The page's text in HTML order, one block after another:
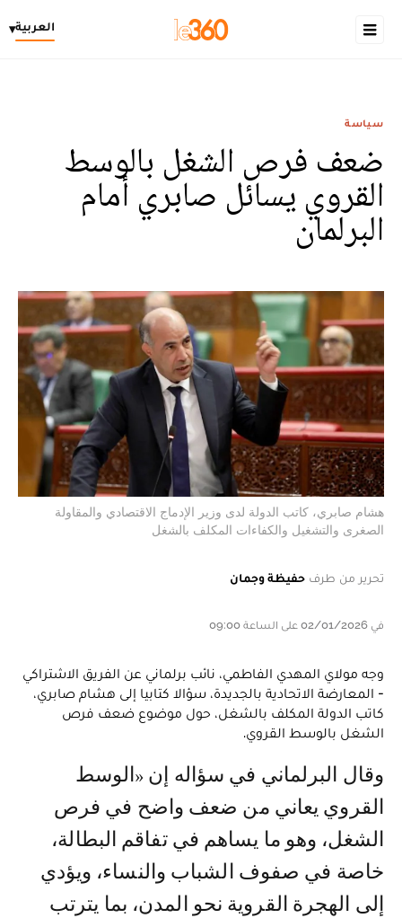
العربية▾
سياسة
ضعف فرص الشغل بالوسط
القروي يسائل صابري أمام
البرلمان
هشام صابري، كاتب الدولة لدى وزير الإدماج الاقتصادي والمقاولة
الصغرى والتشغيل والكفاءات المكلف بالشغل
تحرير من طرف حفيظة وجمان
في 02/01/2026 على الساعة 09:00
وجه مولاي المهدي الفاطمي، نائب برلماني عن الفريق الاشتراكي
- المعارضة الاتحادية بالجديدة، سؤالا كتابيا إلى هشام صابري،
كاتب الدولة المكلف بالشغل، حول موضوع ضعف فرص
الشغل بالوسط القروي.
وقال البرلماني في سؤاله إن «الوسط
القروي يعاني من ضعف واضح في فرص
الشغل، وهو ما يساهم في تفاقم البطالة،
خاصة في صفوف الشباب والنساء، ويؤدي
إلى الهجرة القروية نحو المدن، بما يترتب